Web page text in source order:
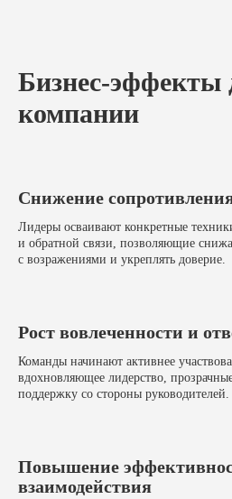
Бизнес-эффекты
компании
Снижение
Лидеры осваивают конкретные
и обратной связи, позволяющие
с возражениями и укреплять доверие.
Рост вовлеченности и
Команды начинают активнее
вдохновляющее лидерство,
поддержку со стороны руководителей.
Повышение
взаимодействия